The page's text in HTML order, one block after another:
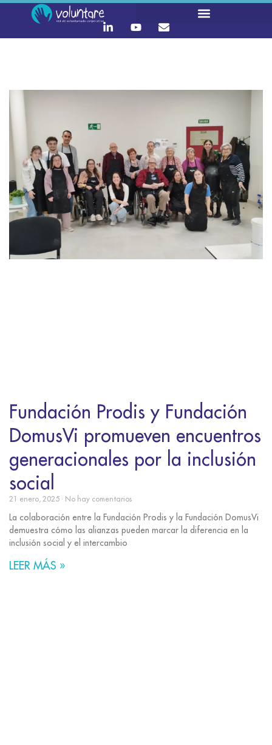
Fundación Prodis y Fundación
DomusVi promueven encuentros
generacionales por la inclusión
social
21 enero, 2025 No hay comentarios
La colaboración entre la Fundación Prodis y la Fundación DomusVi
demuestra cómo las alianzas pueden marcar la diferencia en la
inclusión social y el intercambio
LEER MÁS »